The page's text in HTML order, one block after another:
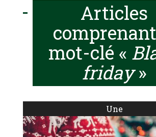
Articles
mot-clé «
friday»
Une